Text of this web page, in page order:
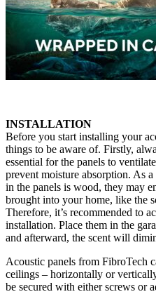
INSTALLATION
Before you start installing your
things to be aware of. Firstly,
essential for the panels to
prevent moisture absorption. As
in the panels is wood, they may
brought into your home, like the
Therefore, it’s recommended to
installation. Place them in the
and afterward, the scent will
Acoustic panels from FibroTech
ceilings – horizontally or
be secured with either screws or